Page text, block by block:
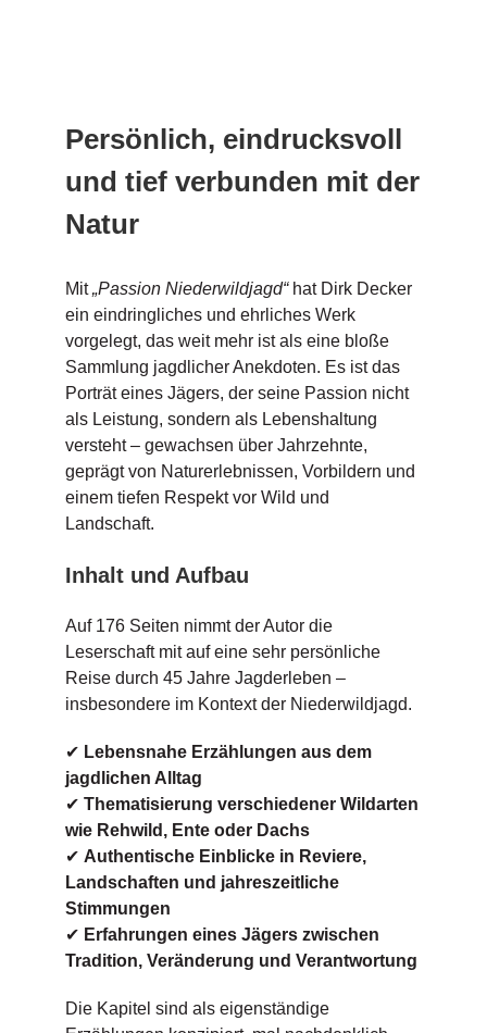
Persönlich, eindrucksvoll
und tief verbunden mit der
Natur
Mit„Passion Niederwildjagd“hat Dirk Decker
ein eindringliches und ehrliches Werk
vorgelegt, das weit mehr ist als eine bloße
Sammlung jagdlicher Anekdoten. Es ist das
Porträt eines Jägers, der seine Passion nicht
als Leistung, sondern als Lebenshaltung
versteht – gewachsen über Jahrzehnte,
geprägt von Naturerlebnissen, Vorbildern und
einem tiefen Respekt vor Wild und
Landschaft.
Inhalt und Aufbau
Auf 176 Seiten nimmt der Autor die
Leserschaft mit auf eine sehr persönliche
Reise durch 45 Jahre Jagderleben –
insbesondere im Kontext der Niederwildjagd.
✔ Lebensnahe Erzählungen aus dem
jagdlichen Alltag
✔ Thematisierung verschiedener Wildarten
wie Rehwild, Ente oder Dachs
✔ Authentische Einblicke in Reviere,
Landschaften und jahreszeitliche
Stimmungen
✔ Erfahrungen eines Jägers zwischen
Tradition, Veränderung und Verantwortung
Die Kapitel sind als eigenständige